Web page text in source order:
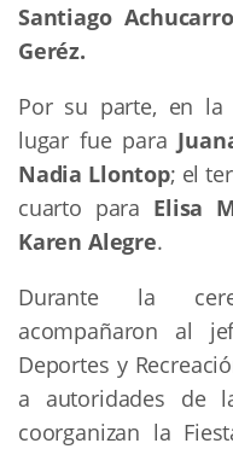
Santiago
Geréz.
Por su parte, en la
lugar fue para
Nadia Llontop; el
cuarto para Elisa
Karen Alegre.
Durante la
acompañaron al
Deportes y
a autoridades de
coorganizan la